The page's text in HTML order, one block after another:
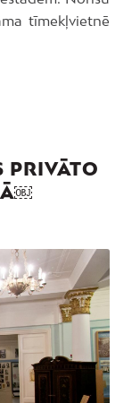
tīmekļvietnē
PRIVĀTO